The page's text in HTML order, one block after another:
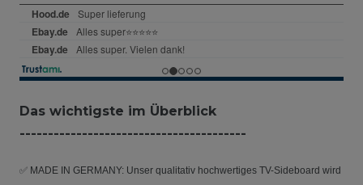
Das wichtigste im Überblick
----------------------------------------
✅ MADE IN GERMANY: Unser qualitativ hochwertiges TV-Sideboard wird